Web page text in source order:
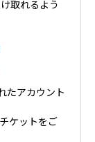
取れるよう
たアカウント
ケットをご